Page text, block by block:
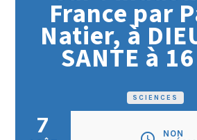
SCIENCES
France par
Natier, à
SANTE à
7
NON